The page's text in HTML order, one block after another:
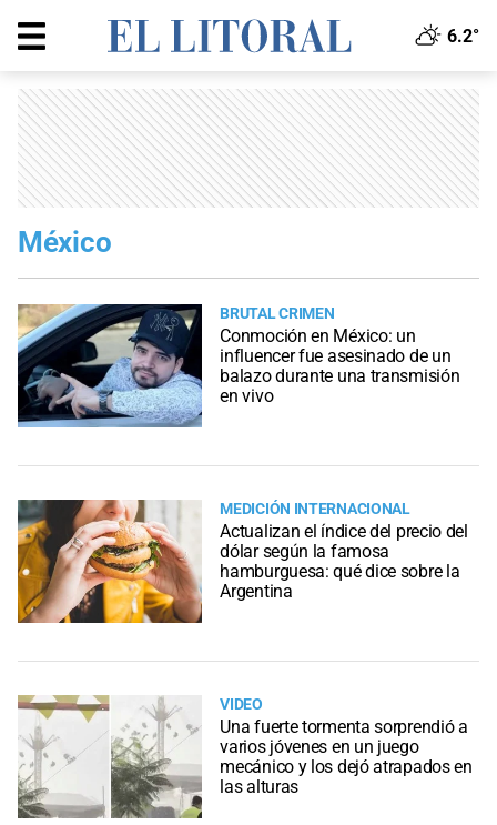
6.2°
México
BRUTAL CRIMEN
Conmoción en México: un
influencer fue asesinado de un
balazo durante una transmisión
en vivo
MEDICIÓN INTERNACIONAL
Actualizan el índice del precio del
dólar según la famosa
hamburguesa: qué dice sobre la
Argentina
VIDEO
Una fuerte tormenta sorprendió a
varios jóvenes en un juego
mecánico y los dejó atrapados en
las alturas